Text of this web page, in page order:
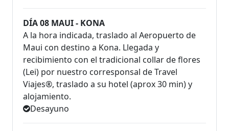
DÍA 08 MAUI - KONA
A la hora indicada, traslado al Aeropuerto de
Maui con destino a Kona. Llegada y
recibimiento con el tradicional collar de flores
(Lei) por nuestro corresponsal de Travel
Viajes®, traslado a su hotel (aprox 30 min) y
alojamiento.
Desayuno